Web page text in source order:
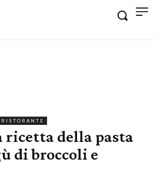
ricetta della pasta
di broccoli e